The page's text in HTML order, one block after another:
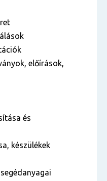
előírások,
és
készülékek